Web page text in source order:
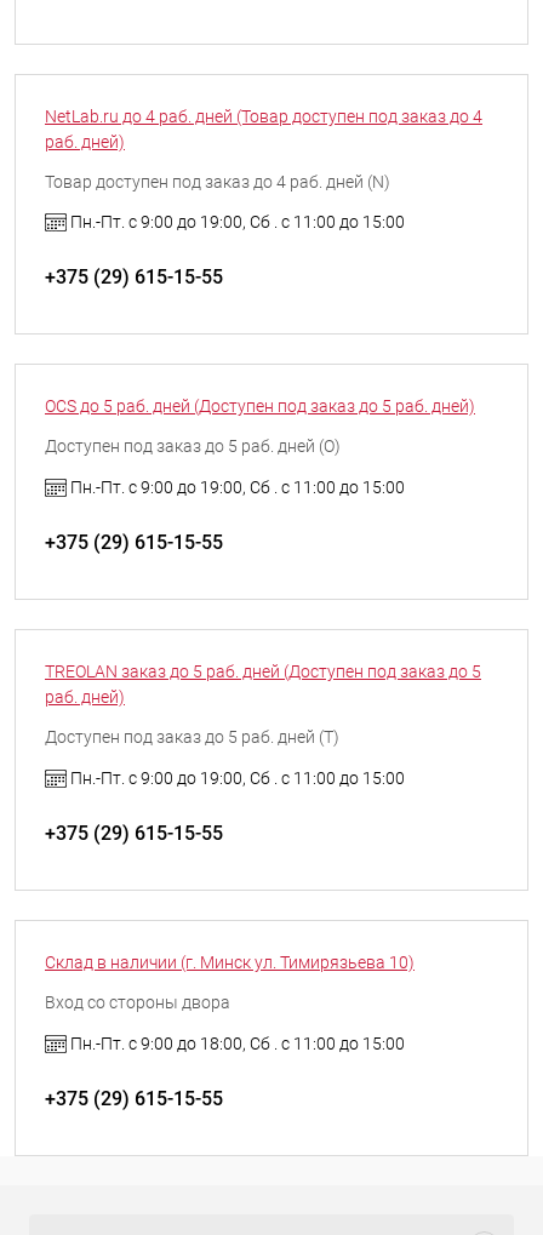
NetLab.ru до 4 раб. дней (Товар доступен под заказ до 4
раб. дней)
Товар доступен под заказ до 4 раб. дней (N)
Пн.-Пт. с 9:00 до 19:00, Сб . с 11:00 до 15:00
+375 (29) 615-15-55
OCS до 5 раб. дней (Доступен под заказ до 5 раб. дней)
Доступен под заказ до 5 раб. дней (O)
Пн.-Пт. с 9:00 до 19:00, Сб . с 11:00 до 15:00
+375 (29) 615-15-55
TREOLAN заказ до 5 раб. дней (Доступен под заказ до 5
раб. дней)
Доступен под заказ до 5 раб. дней (T)
Пн.-Пт. с 9:00 до 19:00, Сб . с 11:00 до 15:00
+375 (29) 615-15-55
Склад в наличии (г. Минск ул. Тимирязьева 10)
Вход со стороны двора
Пн.-Пт. с 9:00 до 18:00, Сб . с 11:00 до 15:00
+375 (29) 615-15-55